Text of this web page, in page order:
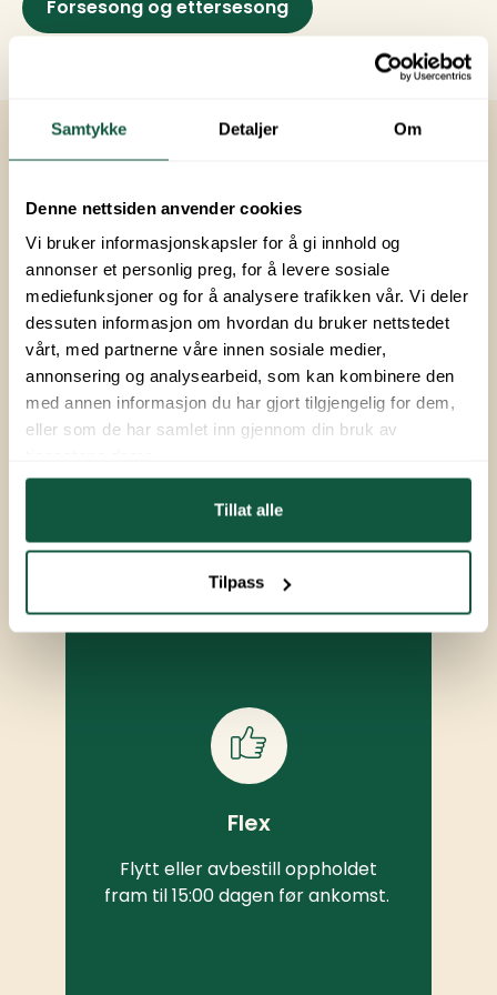
Samtykke Detaljer Om
Denne nettsiden anvender cookies
Vi bruker informasjonskapsler for å gi innhold og
annonser et personlig preg, for å levere sosiale
mediefunksjoner og for å analysere trafikken vår. Vi deler
dessuten informasjon om hvordan du bruker nettstedet
vårt, med partnerne våre innen sosiale medier,
annonsering og analysearbeid, som kan kombinere den
med annen informasjon du har gjort tilgjengelig for dem,
eller som de har samlet inn gjennom din bruk av
Tillat alle
Tilpass
Forsesong og ettersesong
Best
Vårt rimeligste alternativ. Du vil
ikke ha mulighet til å flytte eller
Flex
Flytt eller avbestill oppholdet
fram til 15:00 dagen før ankomst.